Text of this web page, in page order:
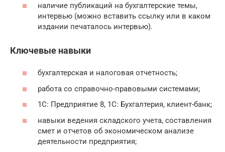
наличие публикаций на бухгалтерские темы,
интервью (можно вставить ссылку или в каком
издании печаталось интервью).
Ключевые навыки
бухгалтерская и налоговая отчетность;
работа со справочно-правовыми системами;
1С: Предприятие 8, 1С: Бухгалтерия, клиент-банк;
навыки ведения складского учета, составления
смет и отчетов об экономическом анализе
деятельности предприятия;